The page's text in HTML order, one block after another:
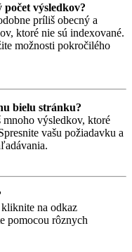
výsledkov?
príliš obecný a
ktoré nie sú indexované.
možnosti pokročilého
bielu stránku?
mnoho výsledkov, ktoré
vašu požiadavku a
na odkaz
pomocou rôznych